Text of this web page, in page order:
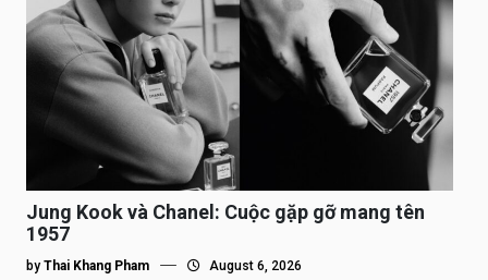
Jung Kook và Chanel: Cuộc gặp gỡ mang tên
1957
by Thai Khang Pham August 6, 2026